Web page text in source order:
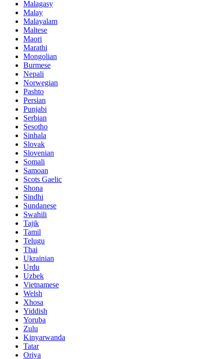
Malagasy
Malay
Malayalam
Maltese
Maori
Marathi
Mongolian
Burmese
Nepali
Norwegian
Pashto
Persian
Punjabi
Serbian
Sesotho
Sinhala
Slovak
Slovenian
Somali
Samoan
Scots Gaelic
Shona
Sindhi
Sundanese
Swahili
Tajik
Tamil
Telugu
Thai
Ukrainian
Urdu
Uzbek
Vietnamese
Welsh
Xhosa
Yiddish
Yoruba
Zulu
Kinyarwanda
Tatar
Oriya